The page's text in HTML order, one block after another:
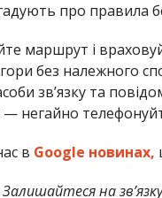
про правила
маршрут і
без належного
зв’язку та
— негайно
в Google новинах,
Залишайтеся на